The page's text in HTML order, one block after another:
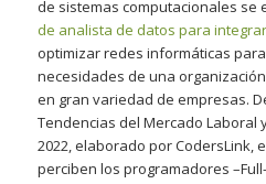
de sistemas computacionales se
de analista de datos para
optimizar redes informáticas
necesidades de una
en gran variedad de empresas.
Tendencias del Mercado Laboral
2022, elaborado por CodersLink,
perciben los programadores